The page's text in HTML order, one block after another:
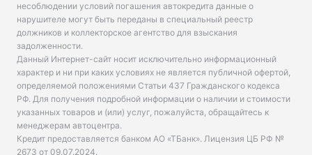
несоблюдении условий погашения автокредита данные о
нарушителе могут быть переданы в специальный реестр
должников и коллекторское агентство для взыскания
задолженности.
Данный Интернет-сайт носит исключительно информационный
характер и ни при каких условиях не является публичной офертой,
определяемой положениями Статьи 437 Гражданского кодекса
РФ. Для получения подробной информации о наличии и стоимости
указанных товаров и (или) услуг, пожалуйста, обращайтесь к
менеджерам автоцентра.
Кредит предоставляется банком АО «ТБанк». Лицензия ЦБ РФ №
2673 от 09.07.2024.